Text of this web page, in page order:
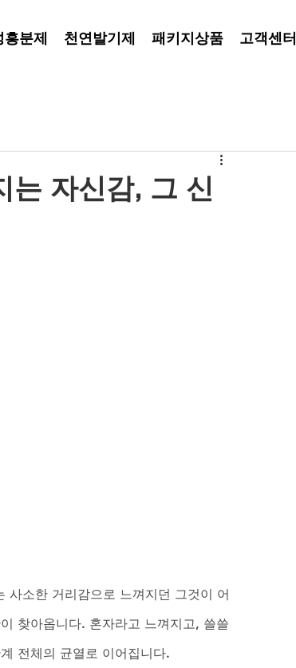
흥분제 천연발기제 패키지상품 고객센터
는 자신감, 그 신
사소한 거리감으로 느껴지던 그것이 어
찾아옵니다. 혼자라고 느껴지고, 쓸쓸
전체의 균열로 이어집니다.